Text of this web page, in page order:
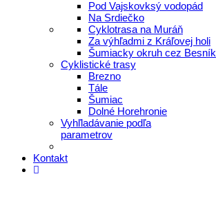
Pod Vajskovksý vodopád
Na Srdiečko
Cyklotrasa na Muráň
Za výhľadmi z Kráľovej holi
Šumiacky okruh cez Besník
Cyklistické trasy
Brezno
Tále
Šumiac
Dolné Horehronie
Vyhľladávanie podľa
parametrov
Kontakt